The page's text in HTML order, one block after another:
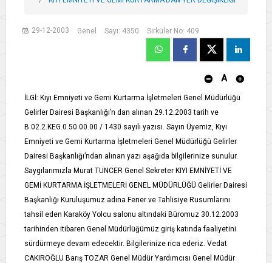
29-12-2003 Genel Sayı: 4350 Sirküler No: 409
A
İLGİ: Kıyı Emniyeti ve Gemi Kurtarma İşletmeleri Genel Müdürlüğü
Gelirler Dairesi Başkanlığı’n dan alınan 29.12.2003 tarih ve
B.02.2.KEG.0.50.00.00 / 1430 sayılı yazısı. Sayın Üyemiz, Kıyı
Emniyeti ve Gemi Kurtarma İşletmeleri Genel Müdürlüğü Gelirler
Dairesi Başkanlığı’ndan alınan yazı aşağıda bilgilerinize sunulur.
Saygılarımızla Murat TUNCER Genel Sekreter KIYI EMNİYETİ VE
GEMİ KURTARMA İŞLETMELERİ GENEL MÜDÜRLÜĞÜ Gelirler Dairesi
Başkanlığı Kuruluşumuz adına Fener ve Tahlisiye Rusumlarını
tahsil eden Karaköy Yolcu salonu altındaki Büromuz 30.12.2003
tarihinden itibaren Genel Müdürlüğümüz giriş katında faaliyetini
sürdürmeye devam edecektir. Bilgilerinize rica ederiz. Vedat
CAKIROĞLU Barış TOZAR Genel Müdür Yardımcısı Genel Müdür